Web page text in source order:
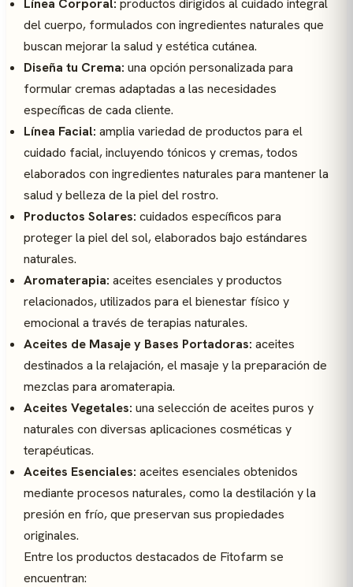
Línea Corporal: productos dirigidos al cuidado integral
del cuerpo, formulados con ingredientes naturales que
buscan mejorar la salud y estética cutánea.
Diseña tu Crema: una opción personalizada para
formular cremas adaptadas a las necesidades
específicas de cada cliente.
Línea Facial: amplia variedad de productos para el
cuidado facial, incluyendo tónicos y cremas, todos
elaborados con ingredientes naturales para mantener la
salud y belleza de la piel del rostro.
Productos Solares: cuidados específicos para
proteger la piel del sol, elaborados bajo estándares
naturales.
Aromaterapia: aceites esenciales y productos
relacionados, utilizados para el bienestar físico y
emocional a través de terapias naturales.
Aceites de Masaje y Bases Portadoras: aceites
destinados a la relajación, el masaje y la preparación de
mezclas para aromaterapia.
Aceites Vegetales: una selección de aceites puros y
naturales con diversas aplicaciones cosméticas y
terapéuticas.
Aceites Esenciales: aceites esenciales obtenidos
mediante procesos naturales, como la destilación y la
presión en frío, que preservan sus propiedades
originales.
Entre los productos destacados de Fitofarm se
encuentran: